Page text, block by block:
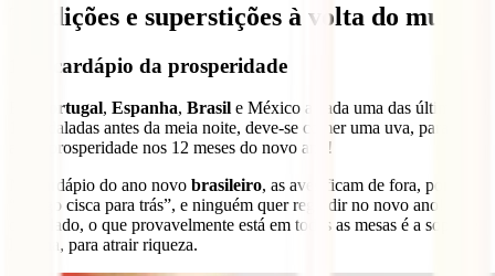
Tradições e superstições à volta do mundo
1. O cardápio da prosperidade
Portugal, Espanha, Brasil e México a cada uma das últimas
12 badaladas antes da meia noite, deve-se comer uma uva, para
atrair prosperidade nos 12 meses do novo ano!
No cardápio do ano novo brasileiro, as aves ficam de fora, porque
“frango cisca para trás”, e ninguém quer regredir no novo ano! Por
outro lado, o que provavelmente está em todas as mesas é a sopa de
lentilha, para atrair riqueza.